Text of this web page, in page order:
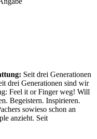
Seit drei Generationen
drei Generationen sind wir
Feel it or Finger weg! Will
Begeistern. Inspirieren.
sowieso schon an
anzieht. Seit